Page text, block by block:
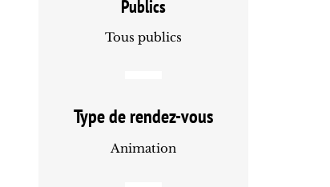
Publics
Tous publics
Type de rendez-vous
Animation